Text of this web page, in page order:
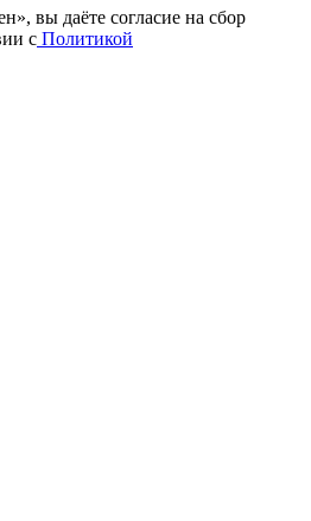
вы даёте cогласие на сбор
с Политикой